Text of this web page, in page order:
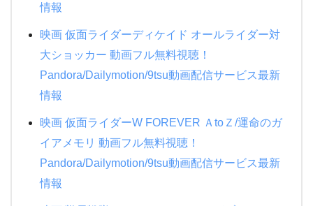
情報
映画 仮面ライダーディケイド オールライダー対
大ショッカー 動画フル無料視聴！
Pandora/Dailymotion/9tsu動画配信サービス最新
情報
映画 仮面ライダーW FOREVER ＡtoＺ/運命のガ
イアメモリ 動画フル無料視聴！
Pandora/Dailymotion/9tsu動画配信サービス最新
情報